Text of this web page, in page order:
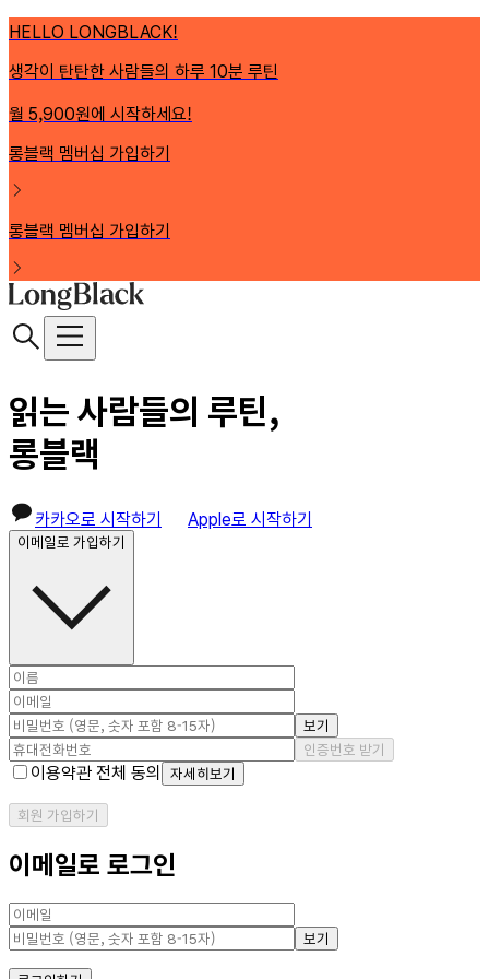
HELLO LONGBLACK!
생각이 탄탄한 사람들의 하루 10분 루틴
월 5,900원에 시작하세요!
롱블랙 멤버십 가입하기
롱블랙 멤버십 가입하기
읽는 사람들의 루틴,
롱블랙
카카오로 시작하기 Apple로 시작하기
이메일로 가입하기
보기
인증번호 받기
이용약관 전체 동의 자세히보기
회원 가입하기
이메일로 로그인
보기